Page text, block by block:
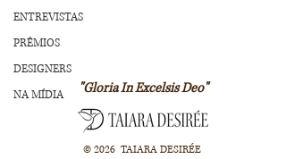
ENTREVISTAS
PRÊMIOS
DESIGNERS
NA MÍDIA
"Gloria In Excelsis Deo"
© 2026 TAIARA DESIRÉE